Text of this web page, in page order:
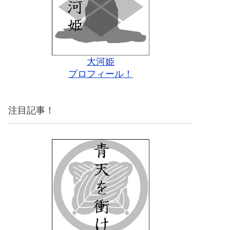
大河姫
プロフィール！
注目記事！